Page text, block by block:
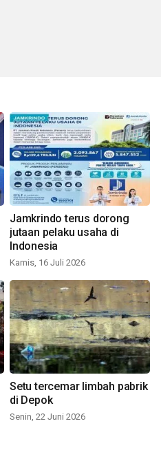
Jamkrindo terus dorong
jutaan pelaku usaha di
Indonesia
Kamis, 16 Juli 2026
Setu tercemar limbah pabrik
di Depok
Senin, 22 Juni 2026